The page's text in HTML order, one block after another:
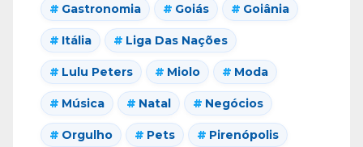
Gastronomia Goiás Goiânia
Itália Liga Das Nações
Lulu Peters Miolo Moda
Música Natal Negócios
Orgulho Pets Pirenópolis